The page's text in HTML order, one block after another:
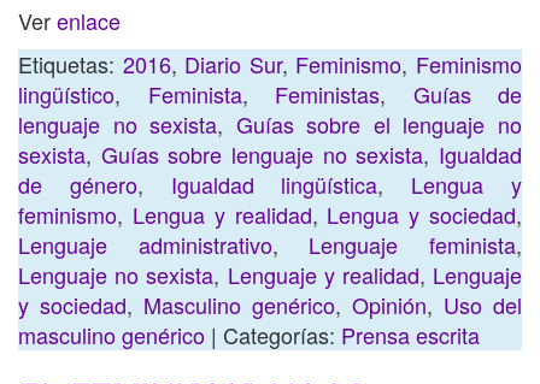
Verenlace
Etiquetas: 2016, Diario Sur, Feminismo, Feminismo
lingüístico, Feminista, Feministas, Guías de
lenguaje no sexista, Guías sobre el lenguaje no
sexista, Guías sobre lenguaje no sexista, Igualdad
de género, Igualdad lingüística, Lengua y
feminismo, Lengua y realidad, Lengua y sociedad,
Lenguaje administrativo, Lenguaje feminista,
Lenguaje no sexista, Lenguaje y realidad, Lenguaje
y sociedad, Masculino genérico, Opinión, Uso del
masculino genérico | Categorías: Prensa escrita